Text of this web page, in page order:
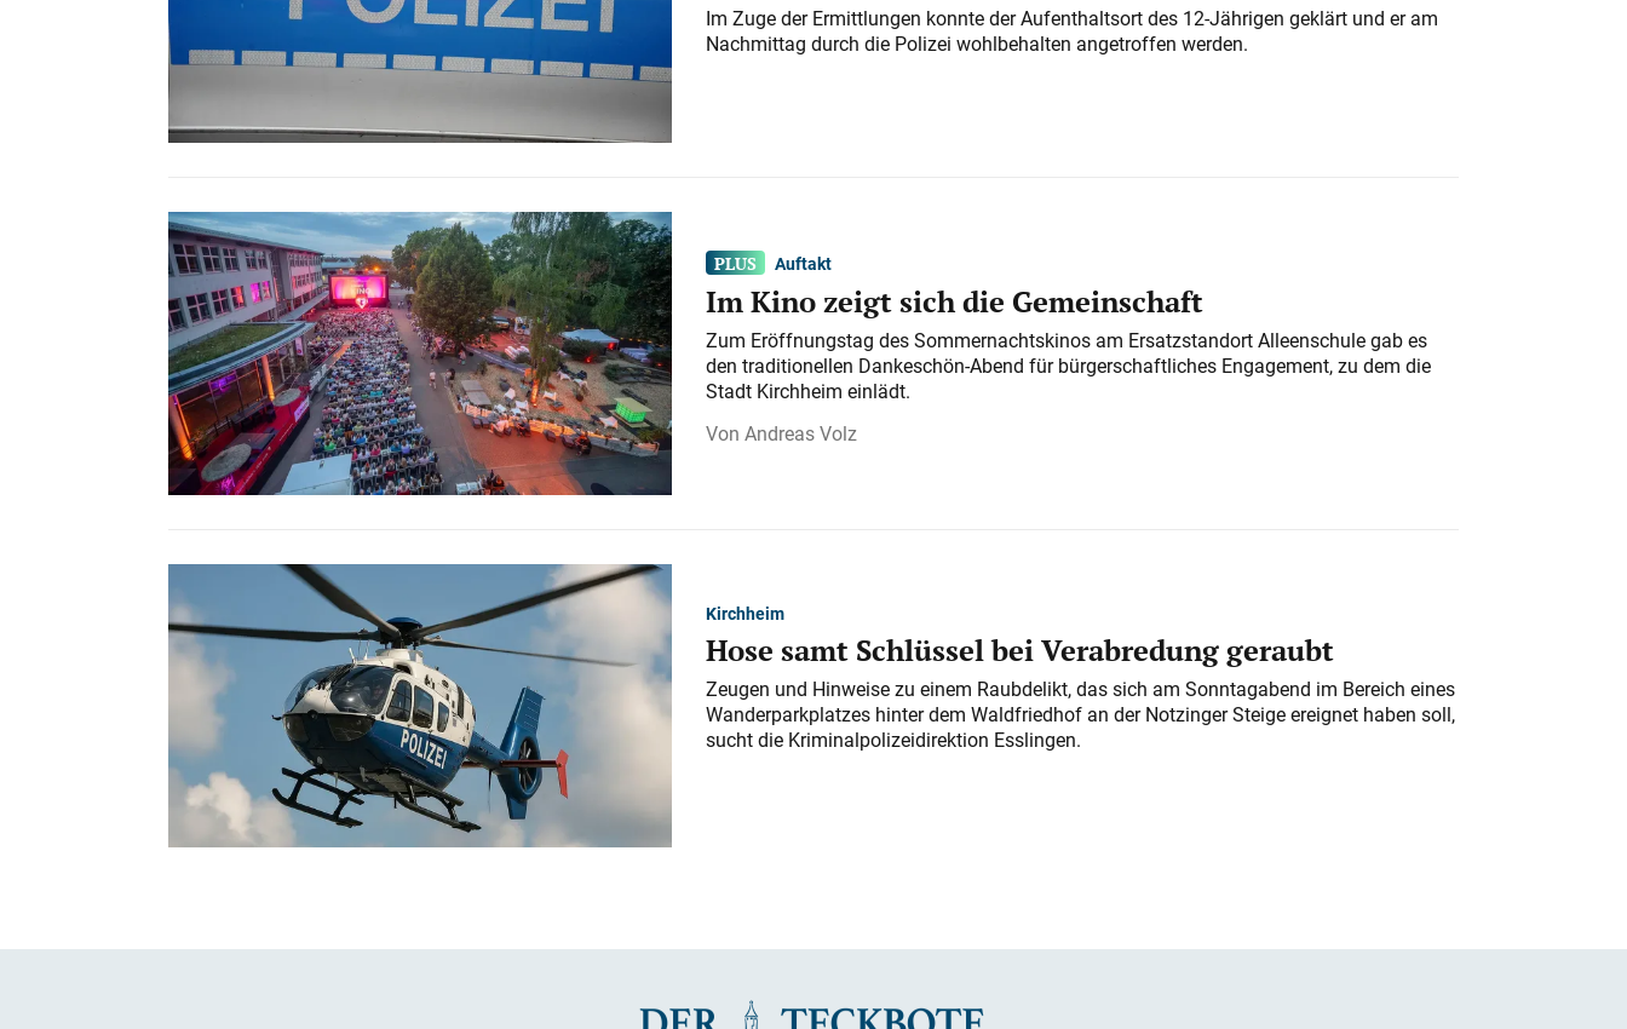
Im Zuge der Ermittlungen konnte der Aufenthaltsort des 12-Jährigen geklärt und er am
Nachmittag durch die Polizei wohlbehalten angetroffen werden.
Auftakt
Im Kino zeigt sich die Gemeinschaft
Zum Eröffnungstag des Sommernachtskinos am Ersatzstandort Alleenschule gab es
den traditionellen Dankeschön-Abend für bürgerschaftliches Engagement, zu dem die
Stadt Kirchheim einlädt.
Andreas Volz
Kirchheim
Hose samt Schlüssel bei Verabredung geraubt
Zeugen und Hinweise zu einem Raubdelikt, das sich am Sonntagabend im Bereich eines
Wanderparkplatzes hinter dem Waldfriedhof an der Notzinger Steige ereignet haben soll,
sucht die Kriminalpolizeidirektion Esslingen.